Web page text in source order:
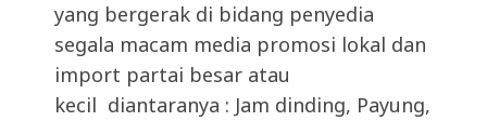
yang bergerak di bidang penyedia
segala macam media promosi lokal dan
import partai besar atau
kecil diantaranya : Jam dinding, Payung,